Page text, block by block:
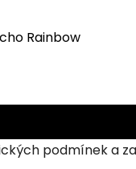
Rainbow
podmínek a